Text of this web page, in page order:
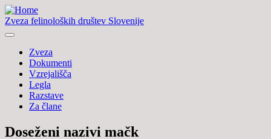
Zveza felinoloških društev Slovenije
Zveza
Dokumenti
Vzrejališča
Legla
Razstave
Za člane
Doseženi nazivi mačk